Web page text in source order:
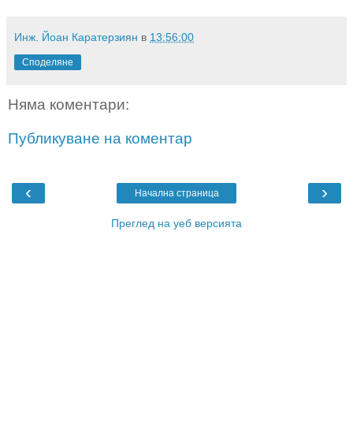
Инж. Йоан Каратерзиян в 13:56:00
Споделяне
Няма коментари:
Публикуване на коментар
‹ ›
Начална страница
Преглед на уеб версията